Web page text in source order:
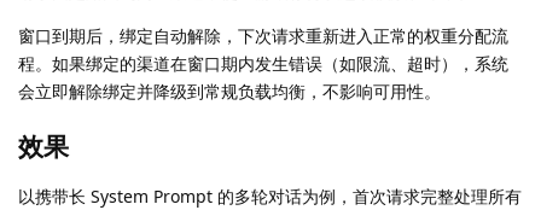
窗口到期后，绑定自动解除，下次请求重新进入正常的权重分配流
程。如果绑定的渠道在窗口期内发生错误（如限流、超时），系统
会立即解除绑定并降级到常规负载均衡，不影响可用性。
效果
以携带长 System Prompt 的多轮对话为例，首次请求完整处理所有